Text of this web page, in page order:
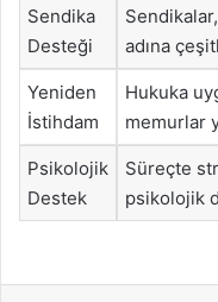
Sendika
Desteği
adına
Yeniden
İstihdam
Hukuka
memurlar
Psikolojik
Destek
Süreçte
psikolojik